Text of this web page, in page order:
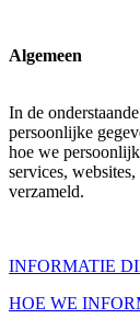
Algemeen
In de
persoonlijke
hoe we
services,
verzameld.
INFORMATIE
HOE WE